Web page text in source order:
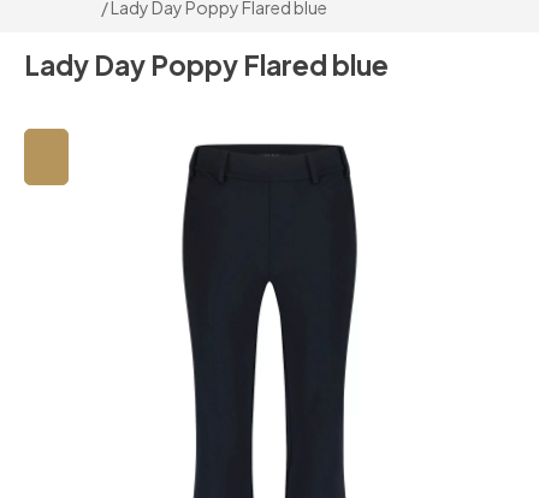
/ Lady Day Poppy Flared blue
Lady Day Poppy Flared blue